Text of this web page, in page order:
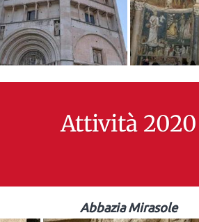
Attività 2020
Abbazia Mirasole